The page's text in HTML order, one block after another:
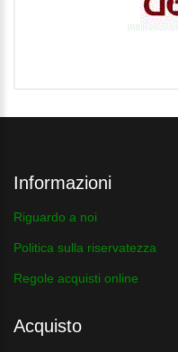
Informazioni
Riguardo a noi
Politica sulla riservatezza
Regole acquisti online
Acquisto